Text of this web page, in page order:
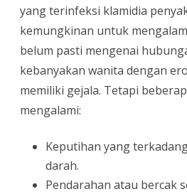
yang terinfeksi klamidia
kemungkinan untuk
belum pasti mengenai
kebanyakan wanita dengan
memiliki gejala. Tetapi
mengalami:
Keputihan yang
darah.
Pendarahan atau bercak